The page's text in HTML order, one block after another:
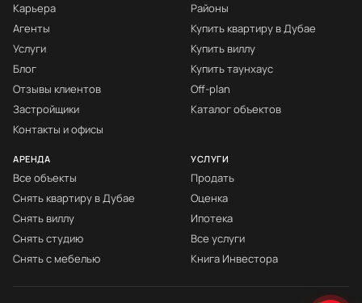
Карьера
Агенты
Услуги
Блог
Отзывы клиентов
Застройщики
Контакты и офисы
Районы
Купить квартиру в Дубае
Купить виллу
Купить таунхаус
Off-plan
Каталог объектов
АРЕНДА
Все объекты
Снять квартиру в Дубае
Снять виллу
Снять студию
Снять с мебелью
УСЛУГИ
Продать
Оценка
Ипотека
Все услуги
Книга Инвестора